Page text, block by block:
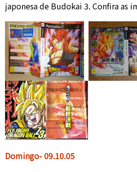
japonesa de Budokai 3. Confira as
Domingo- 09.10.05